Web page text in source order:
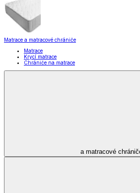
Matrace a matracové chrániče
Matrace
Krycí matrace
Chrániče na matrace
a matracové